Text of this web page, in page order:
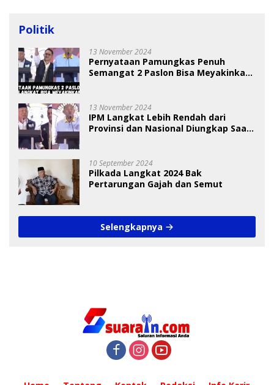
Politik
13 November 2024
Pernyataan Pamungkas Penuh
Semangat 2 Paslon Bisa Meyakinkan
13 November 2024
IPM Langkat Lebih Rendah dari
Provinsi dan Nasional Diungkap Saat
10 September 2024
Pilkada Langkat 2024 Bak
Pertarungan Gajah dan Semut
Selengkapnya